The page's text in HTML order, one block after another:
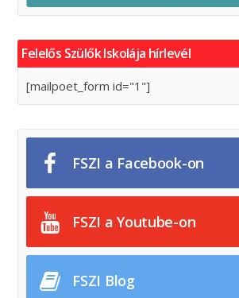
Felelős Szülők Iskolája hírlevél
[mailpoet_form id="1"]
FSZI a Facebook-on
FSZI a Youtube-on
FSZI Blog